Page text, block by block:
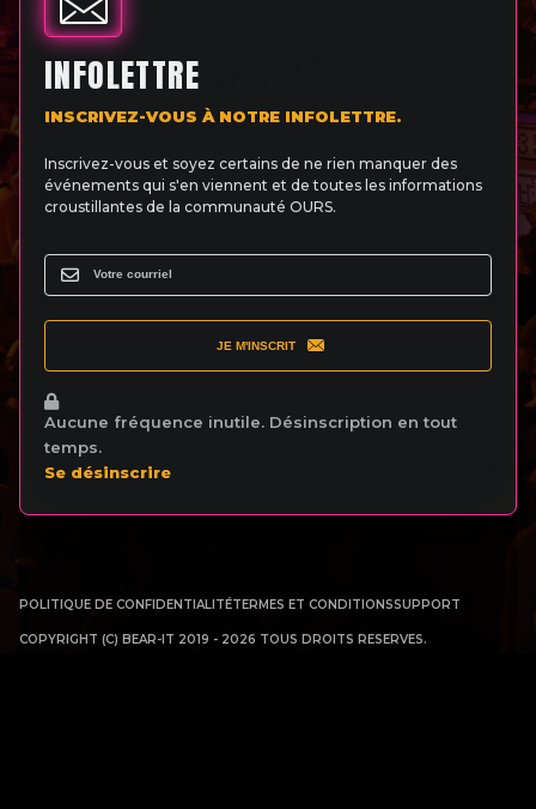
INFOLETTRE
INSCRIVEZ-VOUS À NOTRE INFOLETTRE.
Inscrivez-vous et soyez certains de ne rien manquer des
événements qui s'en viennent et de toutes les informations
croustillantes de la communauté OURS.
JE M'INSCRIT
Aucune fréquence inutile. Désinscription en tout
temps.
Se désinscrire
POLITIQUE DE CONFIDENTIALITÉTERMES ET CONDITIONSSUPPORT
COPYRIGHT (C) BEAR-IT 2019 - 2026 TOUS DROITS RESERVES.